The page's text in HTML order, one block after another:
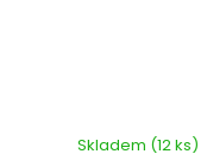
Skladem (12 ks)